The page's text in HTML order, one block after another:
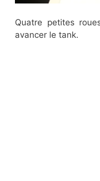
Quatre petites
avancer le tank.